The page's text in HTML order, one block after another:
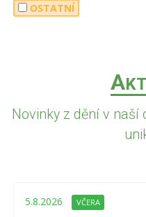
OSTATNÍ
A
Novinky z dění v naší
5.8.2026 VČERA